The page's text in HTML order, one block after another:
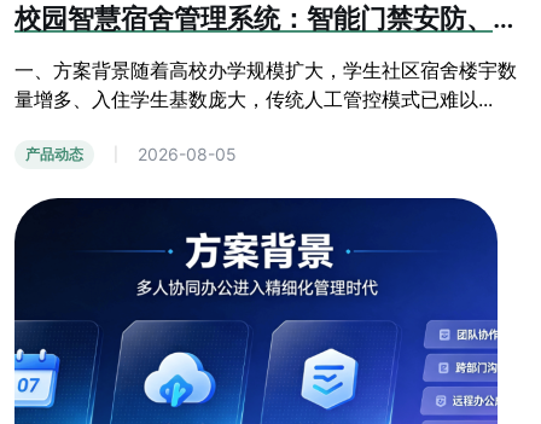
校园智慧宿舍管理系统：智能门禁安防、线上报修、人员信息化管控方案
一、方案背景随着高校办学规模扩大，学生社区宿舍楼宇数
量增多、入住学生基数庞大，传统人工管控模式已难以...
产品动态 2026-08-05